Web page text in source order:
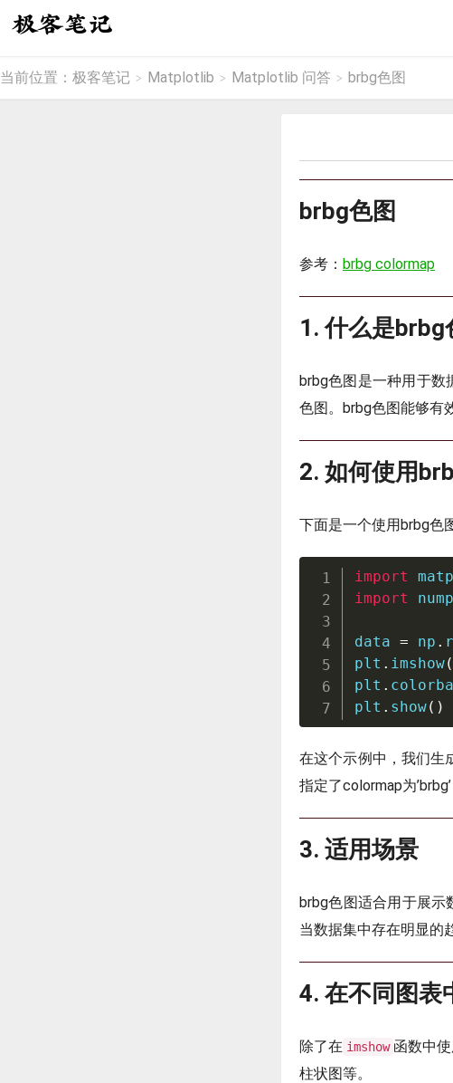
当前位置： 极客笔记 > Matplotlib > Matplotlib 问答 > brbg色图
brbg色图
参考： brbg colormap
1. 什么是brbg
brbg色图是一种用于数
色图。brbg色图能够有
2. 如何使用
下面是一个使用brbg色
import
import
data = np .
plt . imshow(
plt .
plt . show( )
在这个示例中，我们生
指定了colormap为
3. 适用场景
brbg色图适合用于展示
当数据集中存在明显的
4. 在不同图表
除了在 imshow 函数中
柱状图等。